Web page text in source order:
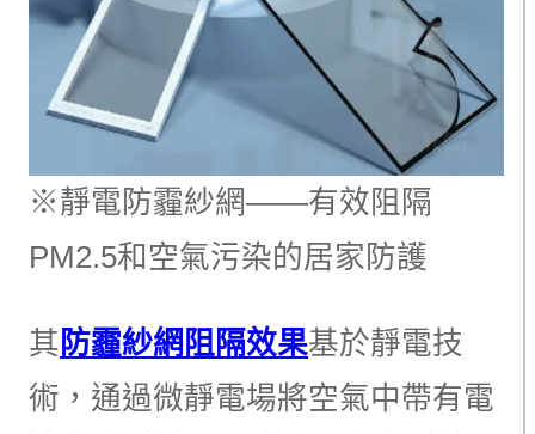
※靜電防霾紗網——有效阻隔
PM2.5和空氣污染的居家防護
其 防霾紗網阻隔效果基於靜電技
術，通過微靜電場將空氣中帶有電